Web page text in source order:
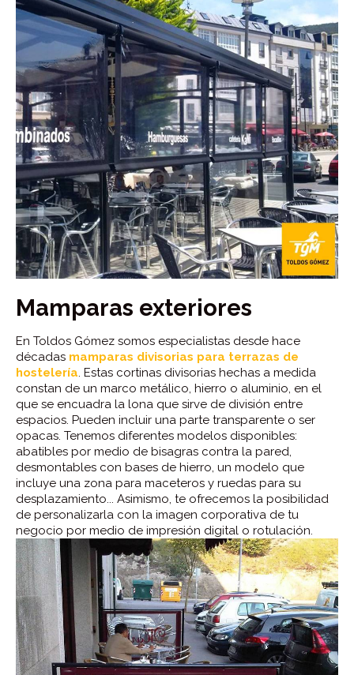
Mamparas exteriores
En Toldos Gómez somos especialistas desde hace
décadas mamparas divisorias para terrazas de
hostelería. Estas cortinas divisorias hechas a medida
constan de un marco metálico, hierro o aluminio, en el
que se encuadra la lona que sirve de división entre
espacios. Pueden incluir una parte transparente o ser
opacas. Tenemos diferentes modelos disponibles:
abatibles por medio de bisagras contra la pared,
desmontables con bases de hierro, un modelo que
incluye una zona para maceteros y ruedas para su
desplazamiento... Asimismo, te ofrecemos la posibilidad
de personalizarla con la imagen corporativa de tu
negocio por medio de impresión digital o rotulación.